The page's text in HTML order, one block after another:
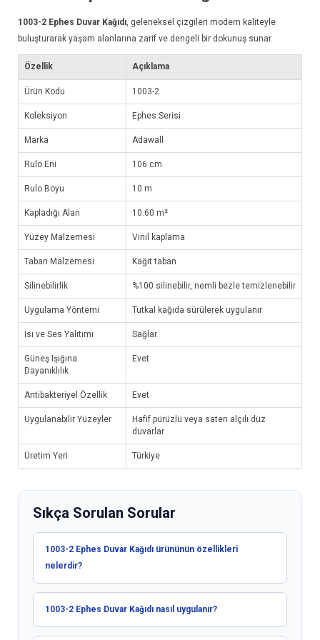
1003-2 Ephes Duvar Kağıdı , geleneksel çizgileri modern kaliteyle
buluşturarak yaşam alanlarına zarif ve dengeli bir dokunuş sunar.
Özellik Açıklama
Ürün Kodu 1003-2
Koleksiyon Ephes Serisi
Marka Adawall
Rulo Eni 106 cm
Rulo Boyu 10 m
Kapladığı Alan 10.60 m²
Yüzey Malzemesi Vinil kaplama
Taban Malzemesi Kağıt taban
Silinebilirlik %100 silinebilir, nemli bezle temizlenebilir
Uygulama Yöntemi Tutkal kağıda sürülerek uygulanır
Isı ve Ses Yalıtımı Sağlar
Güneş Işığına
Dayanıklılık
Evet
Antibakteriyel Özellik Evet
Uygulanabilir Yüzeyler
Hafif pürüzlü veya saten alçılı düz
duvarlar
Üretim Yeri Türkiye
Sıkça Sorulan Sorular
1003-2 Ephes Duvar Kağıdı ürününün özellikleri
nelerdir?
1003-2 Ephes Duvar Kağıdı nasıl uygulanır?